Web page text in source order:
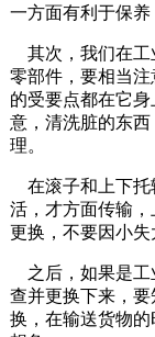
一方面有利于保养
其次，我们在工
零部件，要相当
的受要点都在它
意，清洗脏的东
理。
在滚子和上下托
活，才方面传输
更换，不要因小失
之后，如果是工
查并更换下来，
换，在输送货物